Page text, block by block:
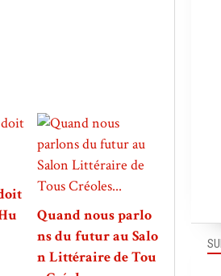
Quand nous parlo
ns du futur au Salo
n Littéraire de Tou